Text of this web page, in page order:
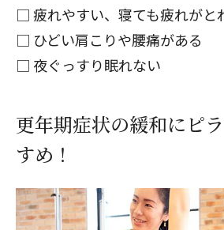
□ 疲れやすい、寝ても疲れがと
□ ひどい肩こりや腰痛がある
□ 夜ぐっすり眠れない
更年期症状の緩和にピ
すめ！